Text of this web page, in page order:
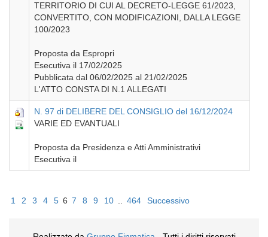
TERRITORIO DI CUI AL DECRETO-LEGGE 61/2023,
CONVERTITO, CON MODIFICAZIONI, DALLA LEGGE
100/2023
Proposta da Espropri
Esecutiva il 17/02/2025
Pubblicata dal 06/02/2025 al 21/02/2025
L'ATTO CONSTA DI N.1 ALLEGATI
N. 97 di DELIBERE DEL CONSIGLIO del 16/12/2024
VARIE ED EVANTUALI
Proposta da Presidenza e Atti Amministrativi
Esecutiva il
1 2 3 4 5 6 7 8 9 10 .. 464 Successivo